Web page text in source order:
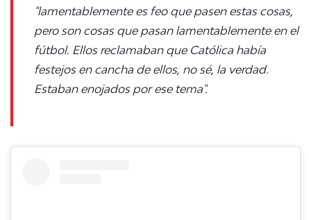
"lamentablemente es feo que pasen estas cosas,
pero son cosas que pasan lamentablemente en el
fútbol. Ellos reclamaban que Católica había
festejos en cancha de ellos, no sé, la verdad.
Estaban enojados por ese tema".